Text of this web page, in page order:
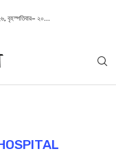
বৃহস্পতিবার– ২০...